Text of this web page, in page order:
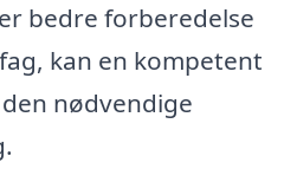
bedre forberedelse
kan en kompetent
nødvendige